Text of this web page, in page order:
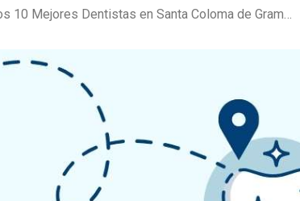
Los 10 Mejores Dentistas en Santa Coloma de Gramanet [2024]